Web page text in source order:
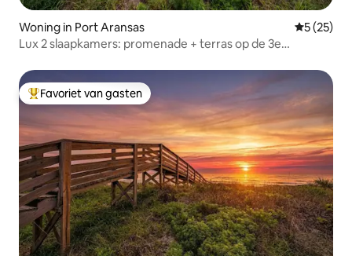
Woning in Port Aransas
5 (25)
Lux 2 slaapkamers: promenade + terras op de 3e
Topfavoriet van gasten
Favoriet van gasten